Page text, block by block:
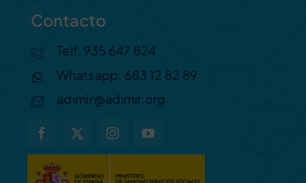
Contacto
Telf. 935 647 824
Whatsapp: 683 12 82 89
adimir@adimir.org